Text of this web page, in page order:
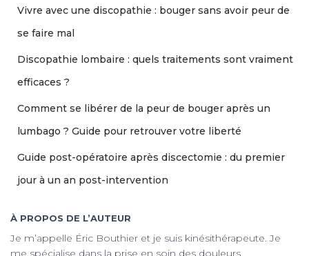
Vivre avec une discopathie : bouger sans avoir peur de
se faire mal
Discopathie lombaire : quels traitements sont vraiment
efficaces ?
Comment se libérer de la peur de bouger après un
lumbago ? Guide pour retrouver votre liberté
Guide post-opératoire après discectomie : du premier
jour à un an post-intervention
À PROPOS DE L’AUTEUR
Je m’appelle Éric Bouthier et je suis kinésithérapeute. Je
me spécialise dans la prise en soin des douleurs